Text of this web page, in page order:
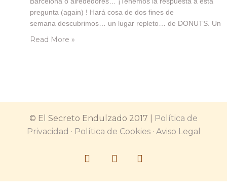
pregunta (again) ! Hará cosa de dos fines de
semana descubrimos… un lugar repleto… de DONUTS. Un
lugar pequeño y modesto, dónde tienen lo justo para crear
Read More »
© El Secreto Endulzado 2017 |
Política de
Privacidad · Política de Cookies· Aviso Legal